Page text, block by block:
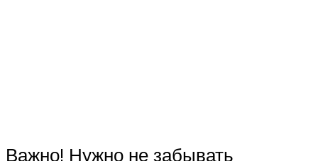
Важно! Нужно не забывать